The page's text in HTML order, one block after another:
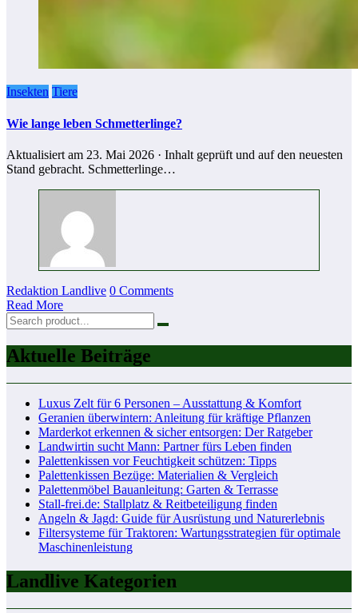
Insekten Tiere
Wie lange leben Schmetterlinge?
Aktualisiert am 23. Mai 2026 · Inhalt geprüft und auf den neuesten
Stand gebracht. Schmetterlinge…
Redaktion Landlive 0 Comments
Read More
Aktuelle Beiträge
Luxus Zelt für 6 Personen – Ausstattung & Komfort
Geranien überwintern: Anleitung für kräftige Pflanzen
Marderkot erkennen & sicher entsorgen: Der Ratgeber
Landwirtin sucht Mann: Partner fürs Leben finden
Palettenkissen vor Feuchtigkeit schützen: Tipps
Palettenkissen Bezüge: Materialien & Vergleich
Palettenmöbel Bauanleitung: Garten & Terrasse
Stall-frei.de: Stallplatz & Reitbeteiligung finden
Angeln & Jagd: Guide für Ausrüstung und Naturerlebnis
Filtersysteme für Traktoren: Wartungsstrategien für optimale
Maschinenleistung
Landlive Kategorien